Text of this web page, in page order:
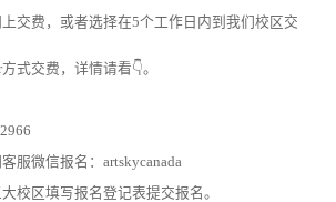
交费，或者选择在5个工作日内到我们校区交
式交费，详情请看👇。
服微信报名：artskycanada
校区填写报名登记表提交报名。